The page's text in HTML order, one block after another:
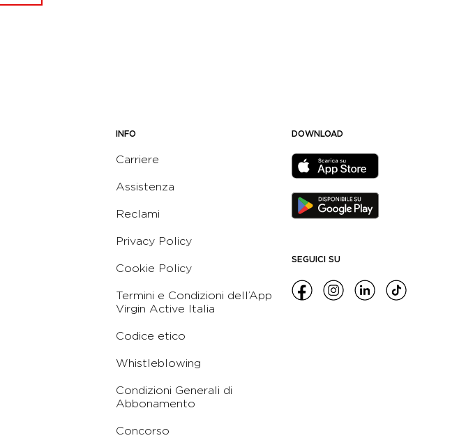
INFO
Carriere
Assistenza
Reclami
Privacy Policy
Cookie Policy
Termini e Condizioni dell’App
Virgin Active Italia
Codice etico
Whistleblowing
Condizioni Generali di
Abbonamento
Concorso
DOWNLOAD
SEGUICI SU